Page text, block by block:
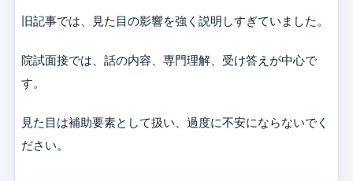
旧記事では、見た目の影響を強く説明しすぎていました。
院試面接では、話の内容、専門理解、受け答えが中心で
す。
見た目は補助要素として扱い、過度に不安にならないでく
ださい。